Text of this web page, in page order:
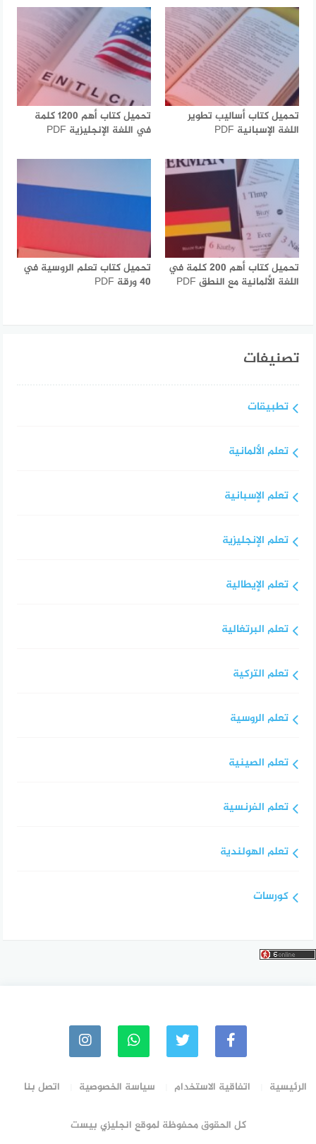
تحميل كتاب أساليب تطوير
اللغة الإسبانية PDF
تحميل كتاب أهم 1200 كلمة
في اللغة الإنجليزية PDF
تحميل كتاب أهم 200 كلمة في
اللغة الألمانية مع النطق PDF
تحميل كتاب تعلم الروسية في
40 ورقة PDF
تصنيفات
تطبيقات
تعلم الألمانية
تعلم الإسبانية
تعلم الإنجليزية
تعلم الإيطالية
تعلم البرتغالية
تعلم التركية
تعلم الروسية
تعلم الصينية
تعلم الفرنسية
تعلم الهولندية
كورسات
الرئيسية اتفاقية الاستخدام سياسة الخصوصية اتصل بنا
كل الحقوق محفوظة لموقع انجليزي بيست